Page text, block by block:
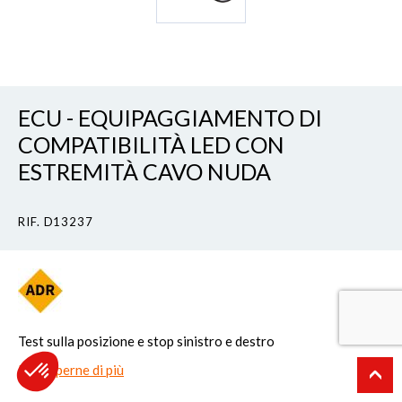
ECU - EQUIPAGGIAMENTO DI
COMPATIBILITÀ LED CON
ESTREMITÀ CAVO NUDA
RIF. D13237
Test sulla posizione e stop sinistro e destro
Per saperne di più